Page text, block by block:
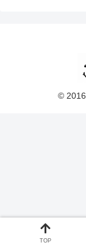
©
TOP